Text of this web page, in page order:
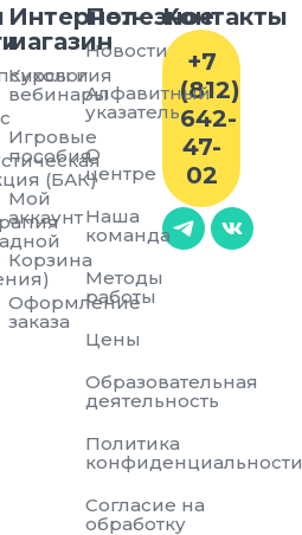
(БАК)
Интернет-
магазин
Курсы и
вебинары
Игровые
пособия
Мой
аккаунт
Корзина
Оформление
заказа
Полезное
Новости
Алфавитный
указатель
О
центре
Наша
команда
Методы
работы
Цены
Образовательная
деятельность
Политика
конфиденциальности
Согласие на
обработку
Контакты
+7
(812)
642-
47-
02